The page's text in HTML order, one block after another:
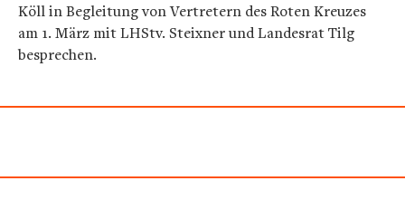
Köll in Begleitung von Vertretern des Roten Kreuzes
am 1. März mit LHStv. Steixner und Landesrat Tilg
besprechen.